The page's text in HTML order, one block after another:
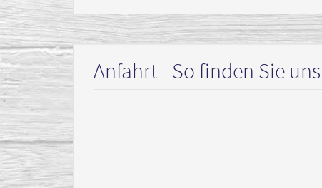
Anfahrt - So finden Sie uns